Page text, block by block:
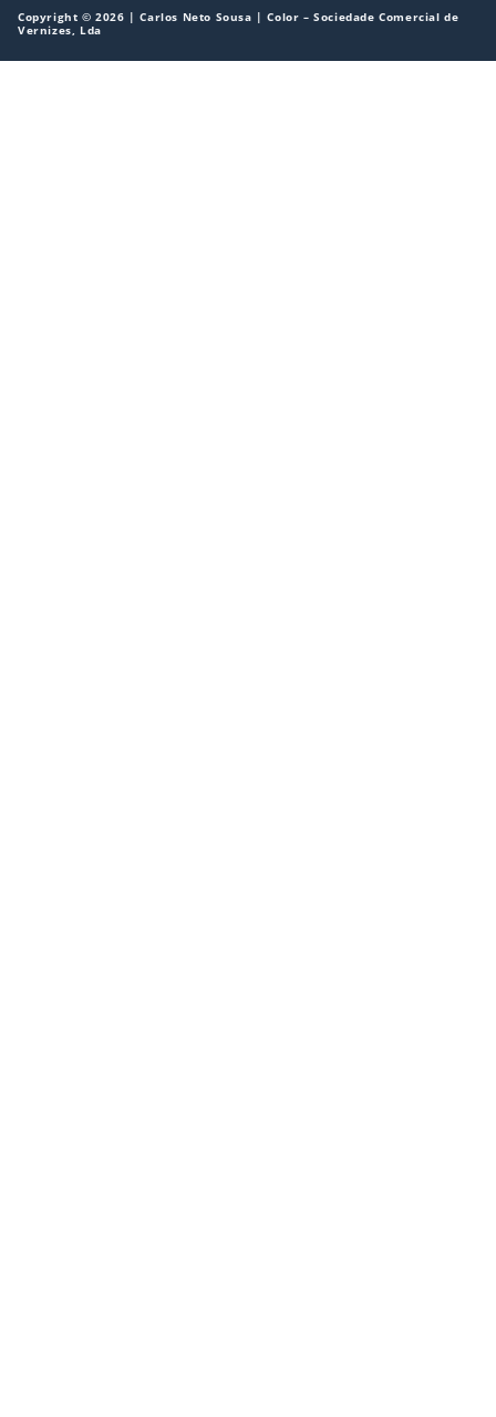
Copyright © 2026 | Carlos Neto Sousa | Color – Sociedade Comercial de
Vernizes, Lda